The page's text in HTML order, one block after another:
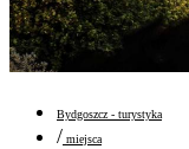
Bydgoszcz - turystyka
/ miejsca